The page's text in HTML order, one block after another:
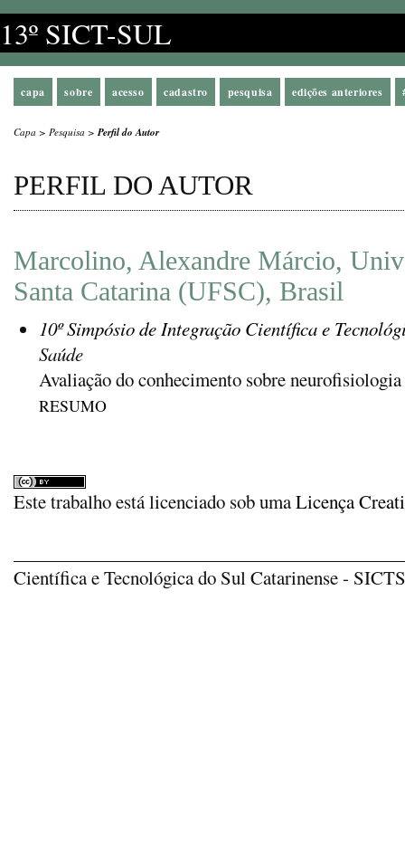
13º SICT-SUL
capa sobre acesso cadastro pesquisa edições anteriores
Capa > Pesquisa >Perfil do Autor
PERFIL DO AUTOR
Marcolino, Alexandre Márcio,
Santa Catarina (UFSC), Brasil
10º Simpósio de Integração Científica e
Saúde
Avaliação do conhecimento sobre
RESUMO
Este trabalho está licenciado sob umaLicença
Científica e Tecnológica do Sul Catarinense -